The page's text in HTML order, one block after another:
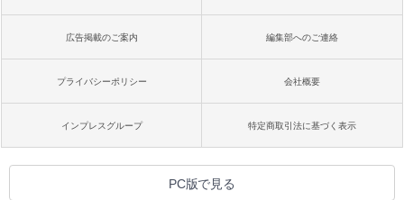
広告掲載のご案内 編集部へのご連絡
プライバシーポリシー 会社概要
インプレスグループ 特定商取引法に基づく表示
PC版で見る